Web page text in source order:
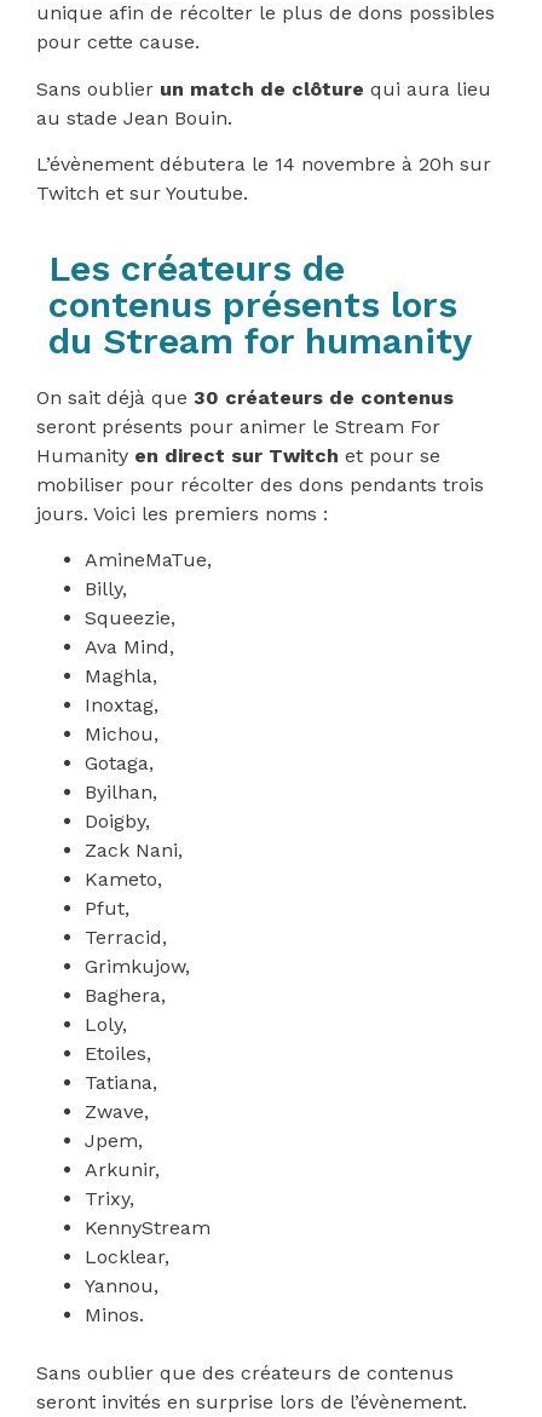
unique afin de récolter le plus de dons possibles
pour cette cause.
Sans oublier un match de clôture qui aura lieu
au stade Jean Bouin.
L’évènement débutera le 14 novembre à 20h sur
Twitch et sur Youtube.
Les créateurs de
contenus présents lors
du Stream for humanity
On sait déjà que 30 créateurs de contenus
seront présents pour animer le Stream For
Humanity en direct sur Twitch et pour se
mobiliser pour récolter des dons pendants trois
jours. Voici les premiers noms :
AmineMaTue,
Billy,
Squeezie,
Ava Mind,
Maghla,
Inoxtag,
Michou,
Gotaga,
Byilhan,
Doigby,
Zack Nani,
Kameto,
Pfut,
Terracid,
Grimkujow,
Baghera,
Loly,
Etoiles,
Tatiana,
Zwave,
Jpem,
Arkunir,
Trixy,
KennyStream
Locklear,
Yannou,
Minos.
Sans oublier que des créateurs de contenus
seront invités en surprise lors de l’évènement.